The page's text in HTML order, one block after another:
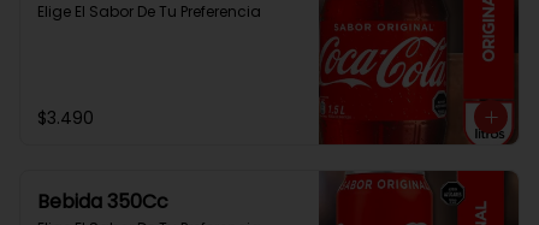
Elige El Sabor De Tu Preferencia
$3.490
Bebida 350Cc